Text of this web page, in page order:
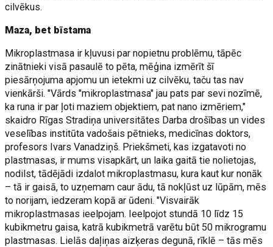
cilvēkus.
Maza, bet bīstama
Mikroplastmasa ir kļuvusi par nopietnu problēmu, tāpēc
zinātnieki visā pasaulē to pēta, mēģina izmērīt šī
piesārņojuma apjomu un ietekmi uz cilvēku, taču tas nav
vienkārši. "Vārds "mikroplastmasa" jau pats par sevi nozīmē,
ka runa ir par ļoti maziem objektiem, pat nano izmēriem,"
skaidro Rīgas Stradiņa universitātes Darba drošības un vides
veselības institūta vadošais pētnieks, medicīnas doktors,
profesors Ivars Vanadziņš. Priekšmeti, kas izgatavoti no
plastmasas, ir mums visapkārt, un laika gaitā tie nolietojas,
nodilst, tādējādi izdalot mikroplastmasu, kura kaut kur nonāk
– tā ir gaisā, to uzņemam caur ādu, tā nokļūst uz lūpām, mēs
to norijam, iedzeram kopā ar ūdeni. "Visvairāk
mikroplastmasas ieelpojam. Ieelpojot stundā 10 līdz 15
kubikmetru gaisa, katrā kubikmetrā varētu būt 50 mikrogramu
plastmasas. Lielās daļiņas aizķeras degunā, rīklē – tās mēs